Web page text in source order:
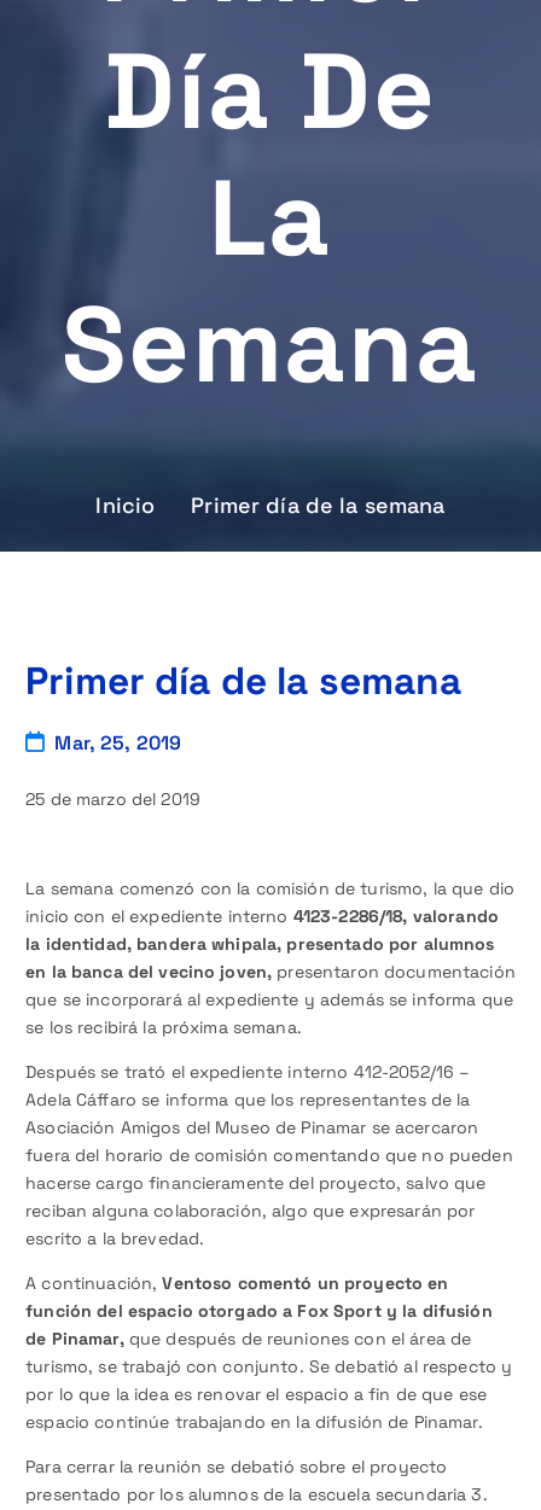
Día De
La
Semana
Inicio Primer día de la semana
Primer día de la semana
Mar, 25, 2019
25 de marzo del 2019
La semana comenzó con la comisión de turismo, la que dio
inicio con el expediente interno 4123-2286/18, valorando
la identidad, bandera whipala, presentado por alumnos
en la banca del vecino joven, presentaron documentación
que se incorporará al expediente y además se informa que
se los recibirá la próxima semana.
Después se trató el expediente interno 412-2052/16 –
Adela Cáffaro se informa que los representantes de la
Asociación Amigos del Museo de Pinamar se acercaron
fuera del horario de comisión comentando que no pueden
hacerse cargo financieramente del proyecto, salvo que
reciban alguna colaboración, algo que expresarán por
escrito a la brevedad.
A continuación,Ventoso comentó un proyecto en
función del espacio otorgado a Fox Sport y la difusión
de Pinamar,que después de reuniones con el área de
turismo, se trabajó con conjunto. Se debatió al respecto y
por lo que la idea es renovar el espacio a fin de que ese
espacio continúe trabajando en la difusión de Pinamar.
Para cerrar la reunión se debatió sobre el proyecto
presentado por los alumnos de la escuela secundaria 3.